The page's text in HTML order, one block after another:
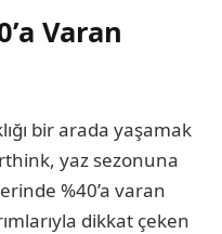
Varan
bir arada yaşamak
yaz sezonuna
%40’a varan
dikkat çeken